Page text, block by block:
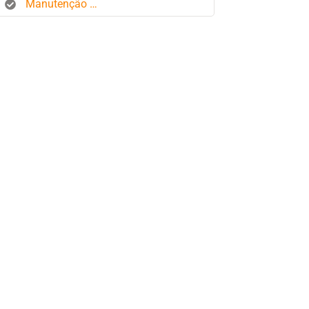
Manutenção de frota